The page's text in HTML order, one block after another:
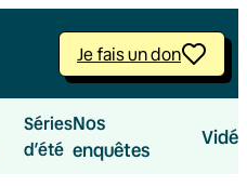
Je fais un don
Séries
d’été
Nos
enquêtes